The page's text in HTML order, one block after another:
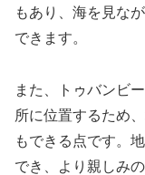
もあり、海を見な
できます。
また、トゥバンビ
所に位置するため
もできる点です。
でき、より親しみ